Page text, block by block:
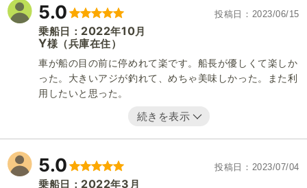
5.0 投稿日 2023/06/15
乗船日： 2022年10月
Y様 （兵庫在住）
車が船の目の前に停めれて楽です。船長が優しくて楽しか
った。大きいアジが釣れて、めちゃ美味しかった。また利
用したいと思った。
続きを表示
5.0 投稿日 2023/07/04
乗船日： 2022年3 月